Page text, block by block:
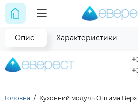
Головна Кухонний модуль Оптима
Опис Характеристики